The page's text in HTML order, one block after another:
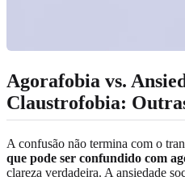
Agorafobia vs.
Claustrofobia:
A confusão não termina com o
que pode ser confundido com
clareza verdadeira. A ansiedade